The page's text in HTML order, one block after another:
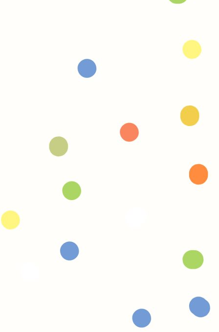
lettres confortables ainsi que code
couleur lecture et explications de
certains mots appréciables.
Que ce soit ma fille de 11 ans ou moi-
même, nous adorons les livres de Celi
Edition. Ces derniers m’ont beaucoup
aidé pour gérer le problème de
dyslexie et dyscalculie de ma fille.
je trouve que les titres sont pertinents,
j'aime bien.